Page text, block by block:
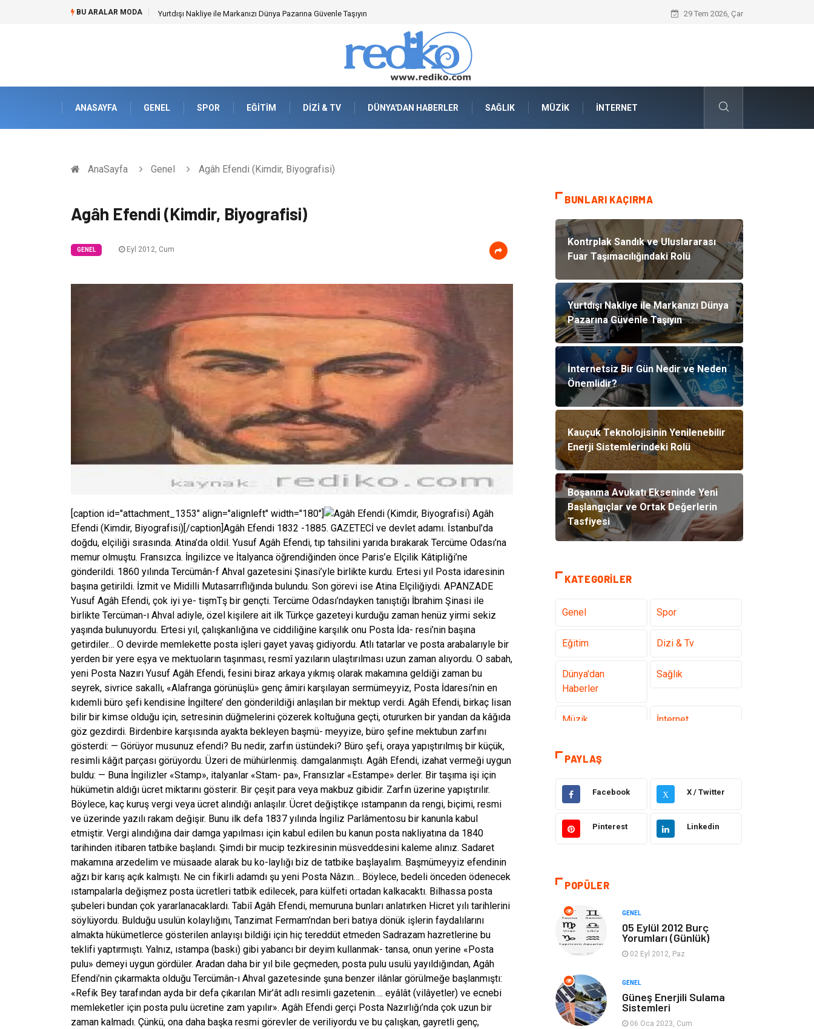
BU ARALAR MODA İnternetsiz Bir Gün Nedir ve Neden Önemlidir? Kauçuk Teknolojisinin Yenilenebilir
29 Tem 2026, Çar
ANASAYFA GENEL SPOR EĞITIM DIZI & TV DÜNYA'DAN HABERLER SAĞLIK MÜZIK İNTERNET
AnaSayfa Genel Agâh Efendi (Kimdir, Biyografisi)
Agâh Efendi (Kimdir, Biyografisi)
GENEL Eyl 2012, Cum
[caption id="attachment_1353" align="alignleft" width="180"]
Agâh
Efendi (Kimdir, Biyografisi)[/caption]Agâh Efendi 1832 -1885. GAZETECİ ve devlet adamı. İstanbul’da
doğdu, elçiliği sırasında. Atina’da oldil. Yusuf Agâh Efendi, tıp tahsilini yarıda bırakarak Tercüme Odası’na
memur olmuştu. Fransızca. İngilizce ve İtalyanca öğrendiğinden önce Paris’e Elçilik Kâtipliği’ne
gönderildi. 1860 yılında Tercümân-f Ahval gazetesini Şinasi’yle birlikte kurdu. Ertesi yıl Posta idaresinin
başına getirildi. İzmit ve Midilli Mutasarrıflığında bulundu. Son görevi ise Atina Elçiliğiydi. APANZADE
Yusuf Agâh Efendi, çok iyi ye- tişmTş bir gençti. Tercüme Odası’ndayken tanıştığı İbrahim Şinasi ile
birlikte Tercüman-ı Ahval adiyle, özel kişilere ait ilk Türkçe gazeteyi kurduğu zaman henüz yirmi sekiz
yaşında bulunuyordu. Ertesi yıl, çalışkanlığına ve ciddiliğine karşılık onu Posta İda- resi’nin başına
getirdiler… O devirde memlekette posta işleri gayet yavaş gidiyordu. Atlı tatarlar ve posta arabalarıyle bir
yerden bir yere eşya ve mektuoların taşınması, resmî yazıların ulaştırılması uzun zaman alıyordu. O sabah,
yeni Posta Nazırı Yusuf Agâh Efendi, fesini biraz arkaya yıkmış olarak makamına geldiği zaman bu
seyrek, sivrice sakallı, «Alafranga görünüşlü» genç âmiri karşılayan sermümeyyiz, Posta İdaresi’nin en
kıdemli büro şefi kendisine İngiltere’ den gönderildiği anlaşılan bir mektup verdi. Agâh Efendi, birkaç lisan
bilir bir kimse olduğu için, setresinin düğmelerini çözerek koltuğuna geçti, otururken bir yandan da kâğıda
göz gezdirdi. Birdenbire karşısında ayakta bekleyen başmü- meyyize, büro şefine mektubun zarfını
gösterdi: — Görüyor musunuz efendi? Bu nedir, zarfın üstündeki? Büro şefi, oraya yapıştırılmış bir küçük,
resimli kâğıt parçası görüyordu. Üzeri de mühürlenmiş. damgalanmıştı. Agâh Efendi, izahat vermeği uygun
buldu: — Buna İngilizler «Stamp», italyanlar «Stam- pa», Fransızlar «Estampe» derler. Bir taşıma işi için
hükümetin aldığı ücret miktarını gösterir. Bir çeşit para veya makbuz gibidir. Zarfın üzerine yapıştırılır.
Böylece, kaç kuruş vergi veya ücret alındığı anlaşılır. Ücret değiştikçe ıstampanın da rengi, biçimi, resmi
ve üzerinde yazılı rakam değişir. Bunu ilk defa 1837 yılında İngiliz Parlâmentosu bir kanunla kabul
etmiştir. Vergi alındığına dair damga yapılması için kabul edilen bu kanun posta nakliyatına da 1840
tarihinden itibaren tatbike başlandı. Şimdi bir mucip tezkiresinin müsveddesini kaleme alınız. Sadaret
makamına arzedelim ve müsaade alarak bu ko-laylığı biz de tatbike başlayalım. Başmümeyyiz efendinin
ağzı bir karış açık kalmıştı. Ne cin fikirli adamdı şu yeni Posta Nâzın… Böylece, bedeli önceden ödenecek
ıstampalarla değişmez posta ücretleri tatbik edilecek, para külfeti ortadan kalkacaktı. Bilhassa posta
şubeleri bundan çok yararlanacaklardı. Tabiî Agâh Efendi, memuruna bunları anlatırken Hicret yılı tarihlerini
söylüyordu. Bulduğu usulün kolaylığını, Tanzimat Fermam’ndan beri batıya dönük işlerin faydalılarını
almakta hükümetlerce gösterilen anlayışı bildiği için hiç tereddüt etmeden Sadrazam hazretlerine bu
teklifi yaptırmıştı. Yalnız, ıstampa (baskı) gibi yabancı bir deyim kullanmak- tansa, onun yerine «Posta
pulu» demeyi uygun gördüler. Aradan daha bir yıl bile geçmeden, posta pulu usulü yayıldığından, Agâh
Efendi’nin çıkarmakta olduğu Tercümân-ı Ahval gazetesinde şuna benzer ilânlar görülmeğe başlanmıştı:
«Refik Bey tarafından ayda bir defa çıkarılan Mir’ât adlı resimli gazetenin…. eyâlât (vilâyetler) ve ecnebi
memleketler için posta pulu ücretine zam yapılır». Agâh Efendi gerçi Posta Nazırlığı’nda çok uzun bir
zaman kalmadı. Çünkü, ona daha başka resmi görevler de veriliyordu ve bu çalışkan, gayretli genç,
BUNLARI KAÇIRMA
Kontrplak Sandık ve Uluslararası
Fuar Taşımacılığındaki Rolü
Yurtdışı Nakliye ile Markanızı Dünya
Pazarına Güvenle Taşıyın
İnternetsiz Bir Gün Nedir ve Neden
Önemlidir?
Kauçuk Teknolojisinin Yenilenebilir
Enerji Sistemlerindeki Rolü
Boşanma Avukatı Ekseninde Yeni
Başlangıçlar ve Ortak Değerlerin
Tasfiyesi
KATEGORILER
Genel Spor
Eğitim Dizi & Tv
Dünya'dan
Haberler
Sağlık
Müzik İnternet
Ülkemizden
Haberler
Teknoloji Kültür ve Sanat
Akıllı Telefon Yaşam
Ekonomi
Elektrik Elektronik
Tanıtıcı Reklam Alışveriş
Hukuk
Dekorasyon Tatil
PAYLAŞ
Facebook X X / Twitter
Pinterest Linkedin
POPÜLER
GENEL
05 Eylül 2012 Burç
Yorumları (Günlük)
02 Eyl 2012, Paz
GENEL
Güneş Enerjili Sulama
Sistemleri
06 Oca 2023, Cum